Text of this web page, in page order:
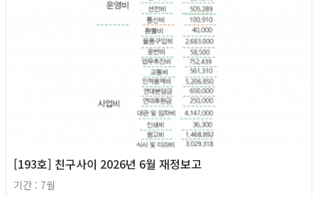
[193호] 친구사이 2026년 6월 재정보고
기간 : 7월